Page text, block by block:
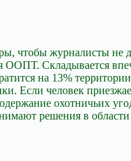
чтобы журналисты не
Складывается
на 13%
Если человек
охотничьих
решения в